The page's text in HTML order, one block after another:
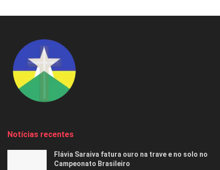
Notícias recentes
Flávia Saraiva fatura ouro na trave e no solo no
Campeonato Brasileiro